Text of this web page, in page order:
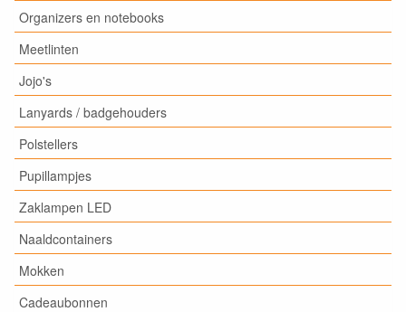
Organizers en notebooks
Meetlinten
Jojo's
Lanyards / badgehouders
Polstellers
Pupillampjes
Zaklampen LED
Naaldcontainers
Mokken
Cadeaubonnen